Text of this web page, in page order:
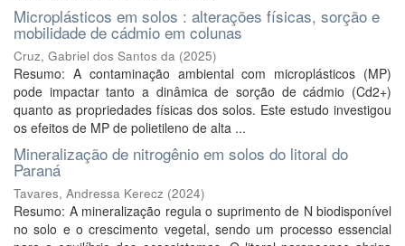
Microplásticos em solos : alterações físicas, sorção e
mobilidade de cádmio em colunas
Cruz, Gabriel dos Santos da (2025)
Resumo: A contaminação ambiental com microplásticos (MP)
pode impactar tanto a dinâmica de sorção de cádmio (Cd2+)
quanto as propriedades físicas dos solos. Este estudo investigou
os efeitos de MP de polietileno de alta ...
Mineralização de nitrogênio em solos do litoral do
Paraná
Tavares, Andressa Kerecz (2024)
Resumo: A mineralização regula o suprimento de N biodisponível
no solo e o crescimento vegetal, sendo um processo essencial